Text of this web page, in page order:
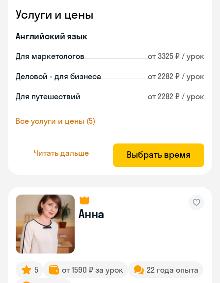
Услуги и цены
Английский язык
Для маркетологов от 3325 ₽ / урок
Деловой - для бизнеса от 2282 ₽ / урок
Для путешествий от 2282 ₽ / урок
Все услуги и цены (5)
Читать дальше Выбрать время
Анна
5 от 1590 ₽ за урок
22 года опыта